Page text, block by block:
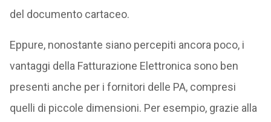
del documento cartaceo.
Eppure, nonostante siano percepiti ancora poco, i
vantaggi della Fatturazione Elettronica sono ben
presenti anche per i fornitori delle PA, compresi
quelli di piccole dimensioni. Per esempio, grazie alla